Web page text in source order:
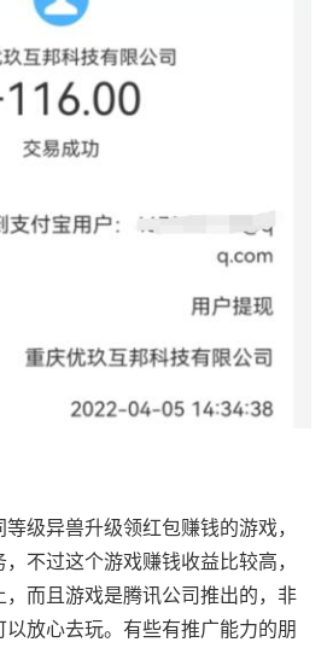
级异兽升级领红包赚钱的游戏，
不过这个游戏赚钱收益比较高，
而且游戏是腾讯公司推出的，非
放心去玩。有些有推广能力的朋